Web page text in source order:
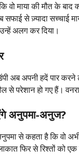
वो माया की मौत के
सफाई से ज़्यादा सच्चाई
अलग कर दिया।
अब अपनी हदें पार
से परेशान हो गए हैं।
अनुपमा-अनुज?
से कहता है कि वो
फिर से रिश्तों को